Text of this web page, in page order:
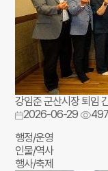
강임준 군산시장 퇴임
2026-06-29
497
행정/운영
인물/역사
행사/축제